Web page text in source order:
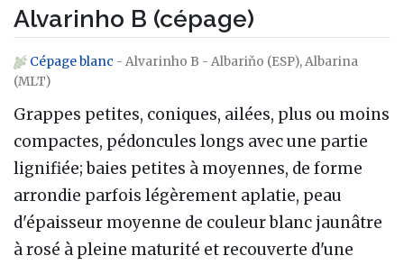
Alvarinho B (cépage)
Aller à :navigation,rechercher
Cépage blanc - Alvarinho B - Albariňo (ESP), Albarina
(MLT)
Grappes petites, coniques, ailées, plus ou moins
compactes, pédoncules longs avec une partie
lignifiée; baies petites à moyennes, de forme
arrondie parfois légèrement aplatie, peau
d'épaisseur moyenne de couleur blanc jaunâtre
à rosé à pleine maturité et recouverte d'une